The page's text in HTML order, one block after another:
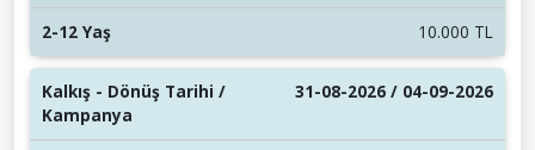
10.000 TL
31-08-2026 / 04-09-2026